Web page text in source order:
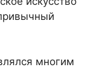
многим